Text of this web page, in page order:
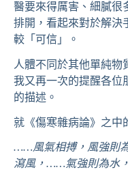
醫要來得厲害、細膩很
排開，看起來對於解決
較「可信」。
人體不同於其他單純物
我又再一次的提醒各位
的描述。
就《傷寒雜病論》之中
……風氣相搏，風強則
瀉風，……氣強則為水